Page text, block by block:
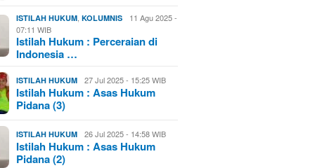
ISTILAH HUKUM ,KOLUMNIS
11 Agu 2025 -
07:11 WIB
Istilah Hukum : Perceraian di
Indonesia …
ISTILAH HUKUM 27 Jul 2025 - 15:25 WIB
Istilah Hukum : Asas Hukum
Pidana (3)
ISTILAH HUKUM 26 Jul 2025 - 14:58 WIB
Istilah Hukum : Asas Hukum
Pidana (2)